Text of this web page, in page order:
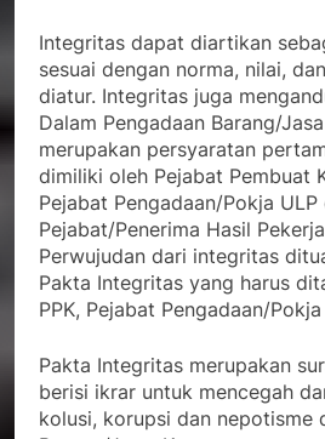
Integritas dapat diartikan
sesuai dengan norma, nilai,
diatur. Integritas juga
Dalam Pengadaan Barang/
merupakan persyaratan
dimiliki oleh Pejabat Pembuat
Pejabat Pengadaan/Pokja ULP
Pejabat/Penerima Hasil
Perwujudan dari integritas
Pakta Integritas yang harus
PPK, Pejabat Pengadaan/Pokja
Pakta Integritas merupakan
berisi ikrar untuk mencegah
kolusi, korupsi dan nepotisme